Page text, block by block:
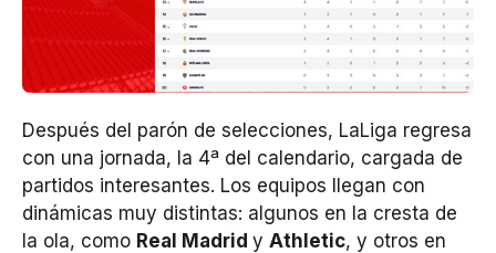
Después del parón de selecciones, LaLiga regresa
con una jornada, la 4ª del calendario, cargada de
partidos interesantes. Los equipos llegan con
dinámicas muy distintas: algunos en la cresta de
la ola, como Real Madrid y Athletic, y otros en